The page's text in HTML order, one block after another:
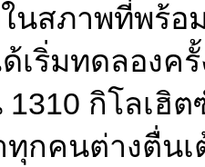
นสภาพที่พร้
เริ่มทดลองค
กิโลเฮิต
ทุกคนต่างตื่น